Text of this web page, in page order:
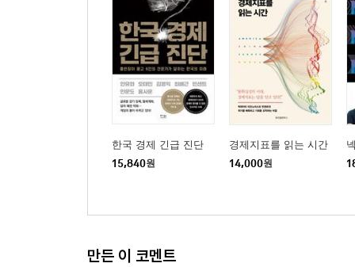
한국 경제 긴급 진단
15,840원
경제지표를 읽는 시간
14,000원
만든 이 코멘트